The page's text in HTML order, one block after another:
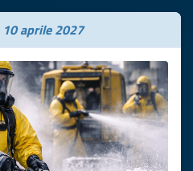
10 aprile 2027